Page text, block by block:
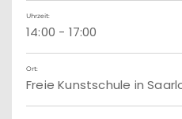
Uhrzeit:
14:00 - 17:00
Ort:
Freie Kunstschule in